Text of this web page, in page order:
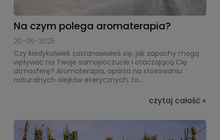
Na czym polega aromaterapia?
20-06-2025
Czy kiedykolwiek zastanawiałeś się, jak zapachy mogą
wpływać na Twoje samopoczucie i otaczającą Cię
atmosferę? Aromaterapia, oparta na stosowaniu
naturalnych olejków eterycznych, to...
czytaj całość »